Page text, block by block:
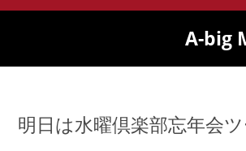
A-big
明日は水曜倶楽部忘年会